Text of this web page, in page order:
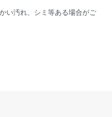
い汚れ、シミ等ある場合がご